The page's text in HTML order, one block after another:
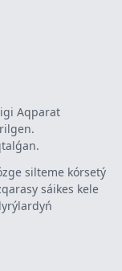
Aqparat
silteme kórsetý
sáikes kele